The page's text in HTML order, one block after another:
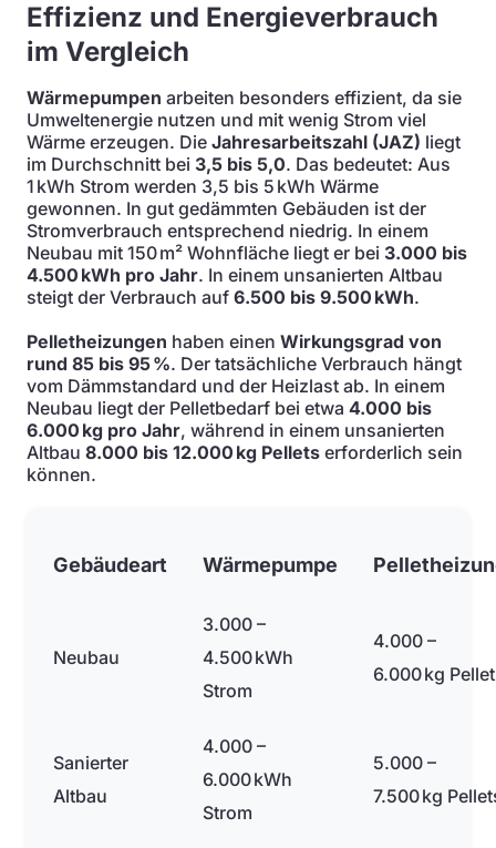
Effizienz und Energieverbrauch
im Vergleich
Wärmepumpen arbeiten besonders effizient, da sie
Umweltenergie nutzen und mit wenig Strom viel
Wärme erzeugen. Die Jahresarbeitszahl (JAZ) liegt
im Durchschnitt bei 3,5 bis 5,0. Das bedeutet: Aus
1 kWh Strom werden 3,5 bis 5 kWh Wärme
gewonnen. In gut gedämmten Gebäuden ist der
Stromverbrauch entsprechend niedrig. In einem
Neubau mit 150 m² Wohnfläche liegt er bei 3.000 bis
4.500 kWh pro Jahr. In einem unsanierten Altbau
steigt der Verbrauch auf 6.500 bis 9.500 kWh.
Pelletheizungen haben einen Wirkungsgrad von
rund 85 bis 95 %. Der tatsächliche Verbrauch hängt
vom Dämmstandard und der Heizlast ab. In einem
Neubau liegt der Pelletbedarf bei etwa 4.000 bis
6.000 kg pro Jahr, während in einem unsanierten
Altbau 8.000 bis 12.000 kg Pellets erforderlich sein
können.
Gebäudeart Wärmepumpe
Neubau
3.000 –
4.500 kWh
Strom
4.000 –
6.000 kg
Sanierter
Altbau
4.000 –
6.000 kWh
Strom
5.000 –
7.500 kg